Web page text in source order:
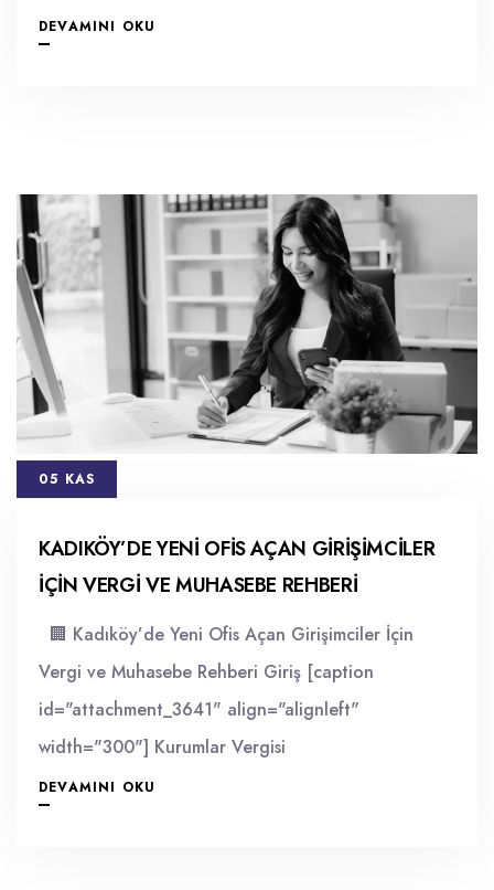
DEVAMINI OKU
KADIKÖY’DE YENI OFIS AÇAN GIRIŞIMCILER
İÇIN VERGI VE MUHASEBE REHBERI
🏢 Kadıköy’de Yeni Ofis Açan Girişimciler İçin
Vergi ve Muhasebe Rehberi Giriş [caption
id="attachment_3641" align="alignleft"
width="300"] Kurumlar Vergisi
DEVAMINI OKU
05 KAS